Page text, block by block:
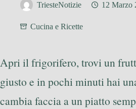
TriesteNotizie 12 Marzo
Cucina e Ricette
Apri il frigorifero, trovi un
giusto e in pochi minuti hai
cambia faccia a un piatto